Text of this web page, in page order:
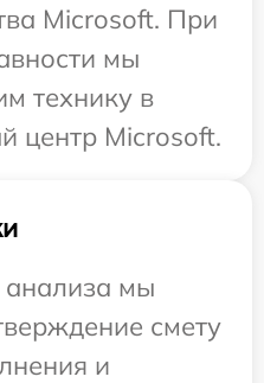
Microsoft. При
мы
технику в
центр Microsoft.
анализа мы
смету
и